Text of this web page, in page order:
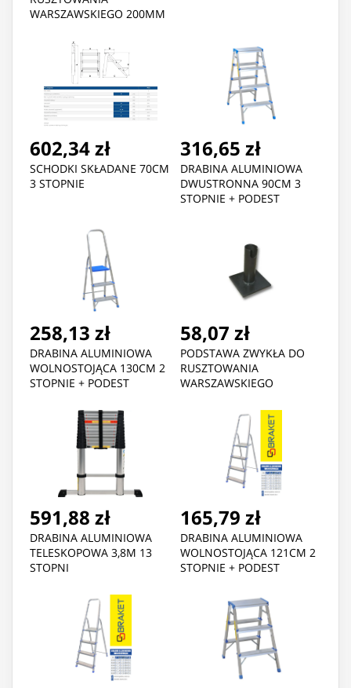
WARSZAWSKIEGO 200MM
602,34 zł
SCHODKI SKŁADANE 70CM
3 STOPNIE
316,65 zł
DRABINA ALUMINIOWA
DWUSTRONNA 90CM 3
STOPNIE + PODEST
258,13 zł
DRABINA ALUMINIOWA
WOLNOSTOJĄCA 130CM 2
STOPNIE + PODEST
58,07 zł
PODSTAWA ZWYKŁA DO
RUSZTOWANIA
WARSZAWSKIEGO
591,88 zł
DRABINA ALUMINIOWA
TELESKOPOWA 3,8M 13
STOPNI
165,79 zł
DRABINA ALUMINIOWA
WOLNOSTOJĄCA 121CM 2
STOPNIE + PODEST